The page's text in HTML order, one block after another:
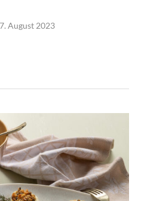
August 2023